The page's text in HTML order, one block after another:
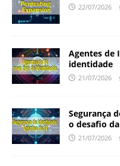
22/07/2026
Agentes de
identidade
21/07/2026
Segurança
o desafio
21/07/2026